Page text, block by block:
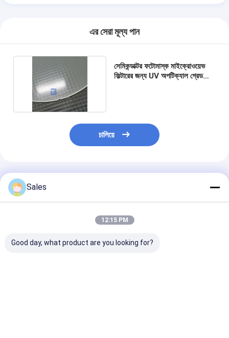
এর সেরা মূল্য পান
সেমিকন্ডাক্টর ফটোমাস্ক মাইক্রোওয়েভ
ফিল্টারের জন্য UV অপটিক্যাল গ্রেড
চালিয়ে
প্রস্তাবিত পণ্য
Sales
12:15 PM
Good day, what product are you looking for?